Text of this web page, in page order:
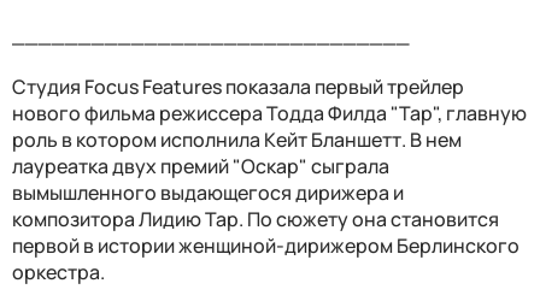
Студия Focus Features показала первый трейлер
нового фильма режиссера Тодда Филда "Тар", главную
роль в котором исполнила Кейт Бланшетт. В нем
лауреатка двух премий "Оскар" сыграла
вымышленного выдающегося дирижера и
композитора Лидию Тар. По сюжету она становится
первой в истории женщиной-дирижером Берлинского
оркестра.